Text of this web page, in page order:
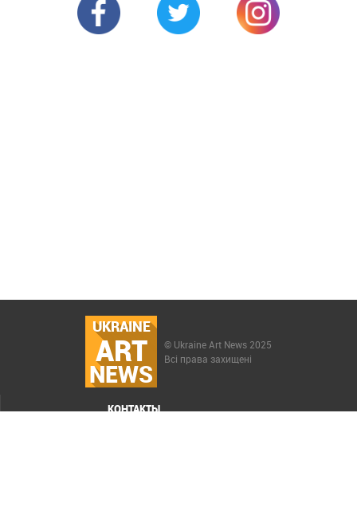
UKRAINE
ART
NEWS
© Ukraine Art News 2025
Всі права захищені
КОНТАКТЫ